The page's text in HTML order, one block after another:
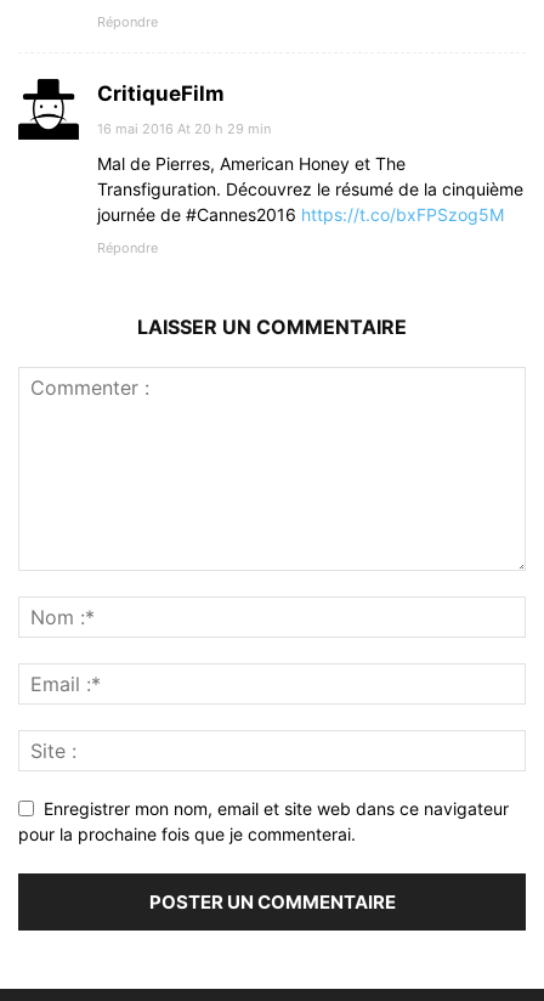
Répondre
CritiqueFilm
16 mai 2016 At 20 h 29 min
Mal de Pierres, American Honey et The
Transfiguration. Découvrez le résumé de la cinquième
journée de #Cannes2016 https://t.co/bxFPSzog5M
Répondre
LAISSER UN COMMENTAIRE
Enregistrer mon nom, email et site web dans ce navigateur
pour la prochaine fois que je commenterai.